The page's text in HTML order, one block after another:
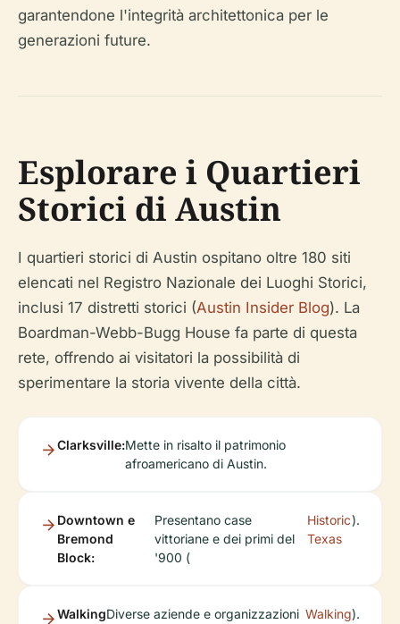
garantendone l'integrità architettonica per le
generazioni future.
Esplorare i Quartieri
Storici di Austin
I quartieri storici di Austin ospitano oltre 180 siti
elencati nel Registro Nazionale dei Luoghi Storici,
inclusi 17 distretti storici (Austin Insider Blog). La
Boardman-Webb-Bugg House fa parte di questa
rete, offrendo ai visitatori la possibilità di
sperimentare la storia vivente della città.
Clarksville:Mette in risalto il patrimonio
afroamericano di Austin.
Downtown e
Bremond
Block:
Presentano case
vittoriane e dei primi del
'900 (
Historic
Texas
).
WalkingDiverse aziende e organizzazioni Walking).